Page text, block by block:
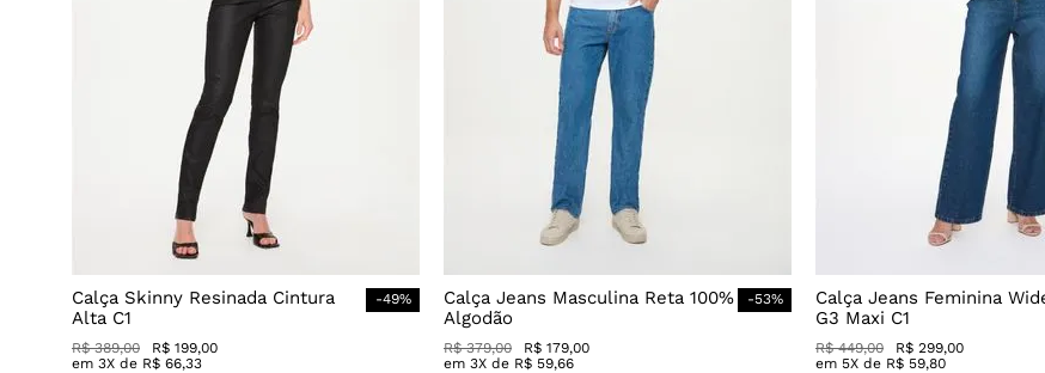
Calça Skinny Resinada Cintura
Alta C1
-49%
R$ 389,00 R$ 199,00
em 3X de R$ 66,33
Calça Jeans Masculina Reta 100%
Algodão
-53%
R$ 379,00 R$ 179,00
em 3X de R$ 59,66
Calça Jeans Feminina
G3 Maxi C1
R$ 449,00 R$ 299,00
em 5X de R$ 59,80